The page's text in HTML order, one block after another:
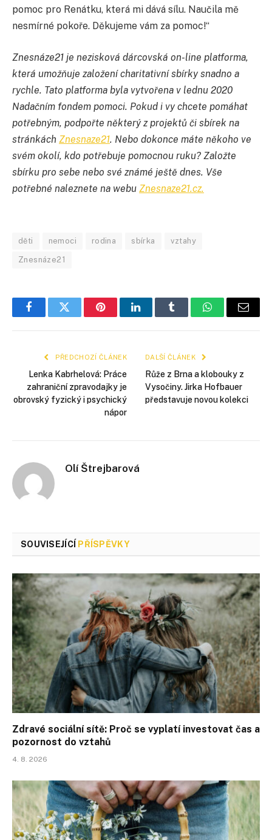
pomoc pro Renátku, která mi dává sílu. Naučila mě
nesmírné pokoře. Děkujeme vám za pomoc!“
Znesnáze21 je nezisková dárcovská on-line platforma,
která umožňuje založení charitativní sbírky snadno a
rychle. Tato platforma byla vytvořena v lednu 2020
Nadačním fondem pomoci. Pokud i vy chcete pomáhat
potřebným, podpořte některý z projektů či sbírek na
stránkách Znesnaze21. Nebo dokonce máte někoho ve
svém okolí, kdo potřebuje pomocnou ruku? Založte
sbírku pro sebe nebo své známé ještě dnes. Vše
potřebné naleznete na webu Znesnaze21.cz.
děti nemoci rodina sbírka vztahy
Znesnáze21
FacebookTwitter PinterestLinkedInTumblr WhatsApp
E-
PŘEDCHOZÍ ČLÁNEK
Lenka Kabrhelová: Práce
zahraniční zpravodajky je
obrovský fyzický i psychický
nápor
DALŠÍ ČLÁNEK
Růže z Brna a klobouky z
Vysočiny. Jirka Hofbauer
představuje novou kolekci
Olí Štrejbarová
SOUVISEJÍCÍ PŘÍSPĚVKY
Zdravé sociální sítě: Proč se vyplatí investovat čas a
pozornost do vztahů
4. 8. 2026